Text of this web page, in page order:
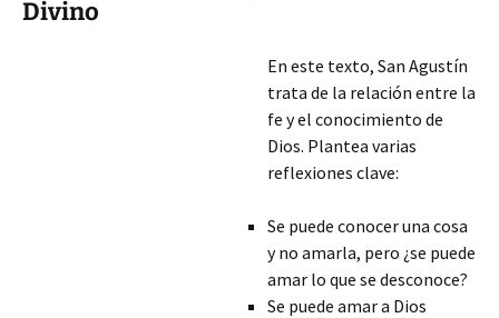
Divino
En este texto, San Agustín
trata de la relación entre la
fe y el conocimiento de
Dios. Plantea varias
reflexiones clave:
Se puede conocer una cosa
y no amarla, pero ¿se puede
amar lo que se desconoce?
Se puede amar a Dios